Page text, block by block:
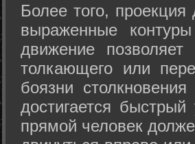
Более того,
выраженные
движение
толкающего или
боязни
достигается
прямой человек